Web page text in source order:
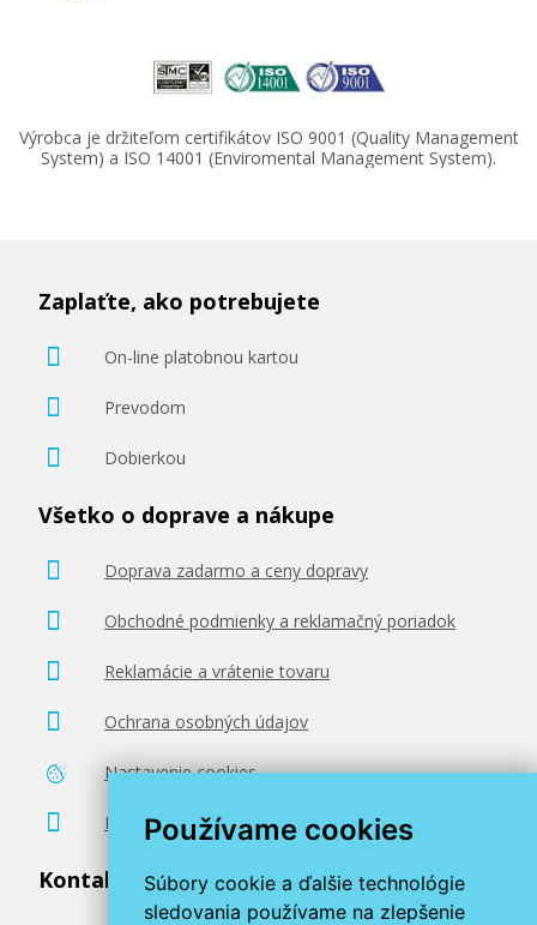
Používame cookies
Súbory cookie a ďalšie technológie
sledovania používame na zlepšenie
Výrobca je držiteľom certifikátov ISO 9001 (Quality Management
System) a ISO 14001 (Enviromental Management System).
Zaplaťte, ako potrebujete
On-line platobnou kartou
Prevodom
Dobierkou
Všetko o doprave a nákupe
Doprava zadarmo a ceny dopravy
Obchodné podmienky a reklamačný poriadok
Reklamácie a vrátenie tovaru
Ochrana osobných údajov
Nastavenie cookies
Poradenstvo zadarmo
Kontaktujte nás